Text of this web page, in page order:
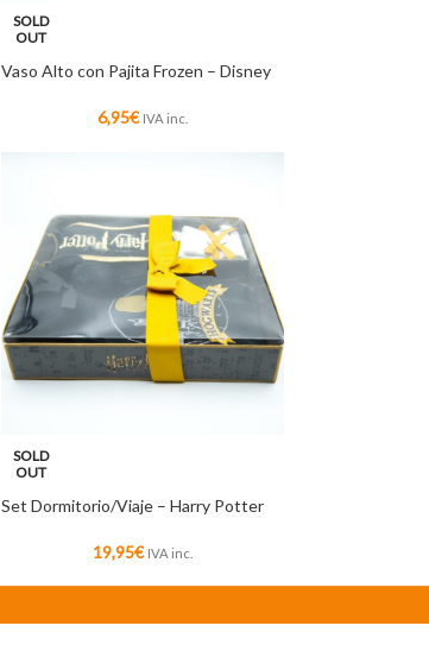
SOLD
OUT
Vaso Alto con Pajita Frozen – Disney
6,95€ IVA inc.
SOLD
OUT
Set Dormitorio/Viaje – Harry Potter
19,95€ IVA inc.